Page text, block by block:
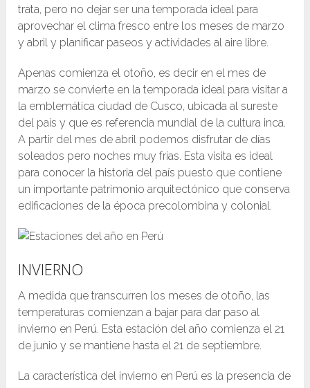
trata, pero no dejar ser una temporada ideal para
aprovechar el clima fresco entre los meses de marzo
y abril y planificar paseos y actividades al aire libre.
Apenas comienza el otoño, es decir en el mes de
marzo se convierte en la temporada ideal para visitar a
la emblemática ciudad de Cusco, ubicada al sureste
del país y que es referencia mundial de la cultura inca.
A partir del mes de abril podemos disfrutar de días
soleados pero noches muy frías. Esta visita es ideal
para conocer la historia del país puesto que contiene
un importante patrimonio arquitectónico que conserva
edificaciones de la época precolombina y colonial.
INVIERNO
A medida que transcurren los meses de otoño, las
temperaturas comienzan a bajar para dar paso al
invierno en Perú. Esta estación del año comienza el 21
de junio y se mantiene hasta el 21 de septiembre.
La característica del invierno en Perú es la presencia de